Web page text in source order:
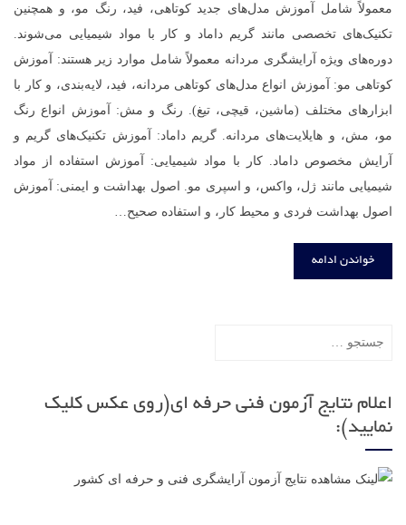
معمولاً شامل آموزش مدل‌های جدید کوتاهی، فید، رنگ مو، و همچنین
تکنیک‌های تخصصی مانند گریم داماد و کار با مواد شیمیایی می‌شوند.
دوره‌های ویژه آرایشگری مردانه معمولاً شامل موارد زیر هستند: آموزش
کوتاهی مو: آموزش انواع مدل‌های کوتاهی مردانه، فید، لایه‌بندی، و کار با
ابزارهای مختلف (ماشین، قیچی، تیغ). رنگ و مش: آموزش انواع رنگ
مو، مش، و هایلایت‌های مردانه. گریم داماد: آموزش تکنیک‌های گریم و
آرایش مخصوص داماد. کار با مواد شیمیایی: آموزش استفاده از مواد
شیمیایی مانند ژل، واکس، و اسپری مو. اصول بهداشت و ایمنی: آموزش
اصول بهداشت فردی و محیط کار، و استفاده صحیح…
خواندن ادامه
اعلام نتایج آزمون فنی حرفه ای(روی عکس کلیک
نمایید):